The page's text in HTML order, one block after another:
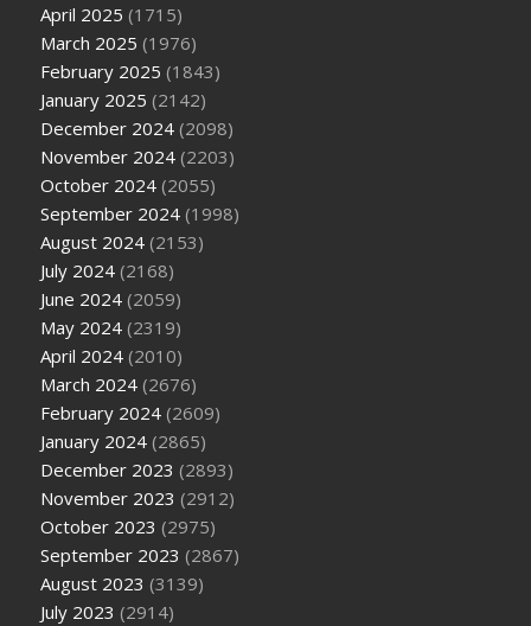
April 2025 (1715)
March 2025 (1976)
February 2025 (1843)
January 2025 (2142)
December 2024 (2098)
November 2024 (2203)
October 2024 (2055)
September 2024 (1998)
August 2024 (2153)
July 2024 (2168)
June 2024 (2059)
May 2024 (2319)
April 2024 (2010)
March 2024 (2676)
February 2024 (2609)
January 2024 (2865)
December 2023 (2893)
November 2023 (2912)
October 2023 (2975)
September 2023 (2867)
August 2023 (3139)
July 2023 (2914)